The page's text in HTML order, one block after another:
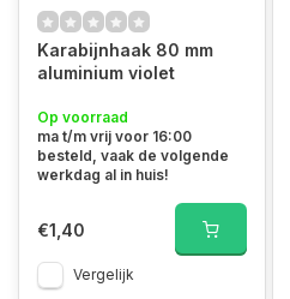
Karabijnhaak 80 mm
aluminium violet
Op voorraad
ma t/m vrij voor 16:00
besteld, vaak de volgende
werkdag al in huis!
€1,40
Vergelijk